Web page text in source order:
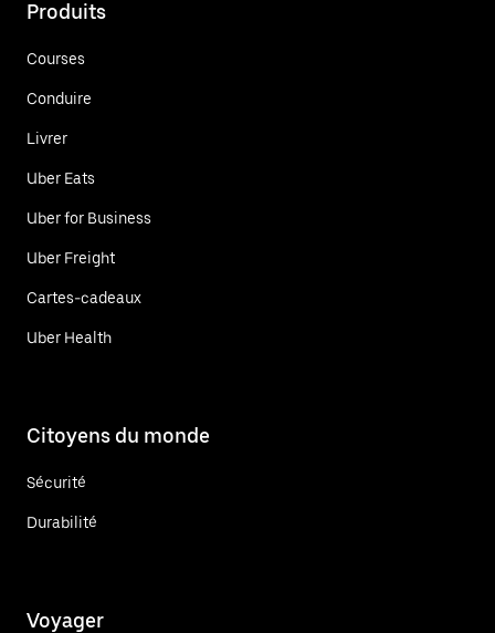
Produits
Courses
Conduire
Livrer
Uber Eats
Uber for Business
Uber Freight
Cartes-cadeaux
Uber Health
Citoyens du monde
Sécurité
Durabilité
Voyager